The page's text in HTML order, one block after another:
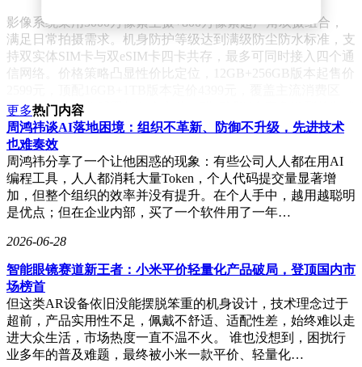
影像系统采用5000万像素主摄+800万像素超广角双摄组合，
满足日常拍摄需求。机身防护等级达到满级防尘防水标准，支
持双实体SIM卡与双eSIM卡四卡共存，最多可同时接入四个通
信网络。价格策略凸显性价比定位，12GB+256GB版本起售价
间。通过差异化配置与务实定价，联想试图在竞争激烈的游戏
手机市场开辟新路径。
更多热门内容
周鸿祎谈AI落地困境：组织不革新、防御不升级，先进技术
也难奏效
周鸿祎分享了一个让他困惑的现象：有些公司人人都在用AI
编程工具，人人都消耗大量Token，个人代码提交量显著增
加，但整个组织的效率并没有提升。在个人手中，越用越聪明
是优点；但在企业内部，买了一个软件用了一年…
2026-06-28
智能眼镜赛道新王者：小米平价轻量化产品破局，登顶国内市
场榜首
但这类AR设备依旧没能摆脱笨重的机身设计，技术理念过于
超前，产品实用性不足，佩戴不舒适、适配性差，始终难以走
进大众生活，市场热度一直不温不火。 谁也没想到，困扰行
业多年的普及难题，最终被小米一款平价、轻量化…